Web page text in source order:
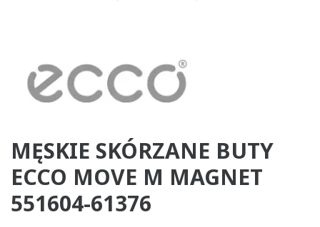
MĘSKIE SKÓRZANE BUTY
ECCO MOVE M MAGNET
551604-61376